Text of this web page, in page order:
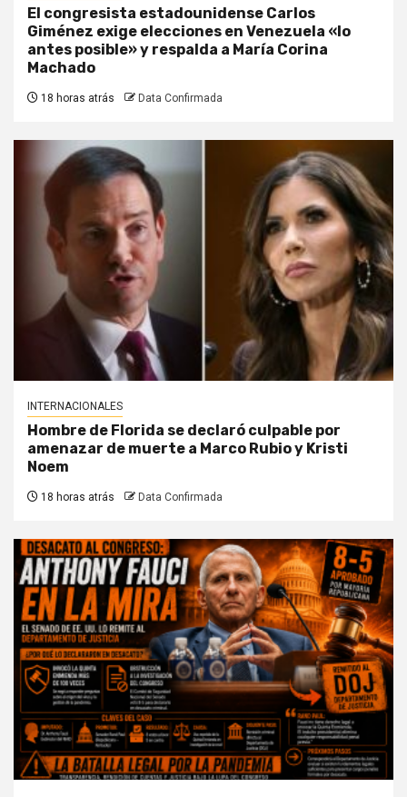
El congresista estadounidense Carlos
Giménez exige elecciones en Venezuela «lo
antes posible» y respalda a María Corina
Machado
18 horas atrás Data Confirmada
INTERNACIONALES
Hombre de Florida se declaró culpable por
amenazar de muerte a Marco Rubio y Kristi
Noem
18 horas atrás Data Confirmada